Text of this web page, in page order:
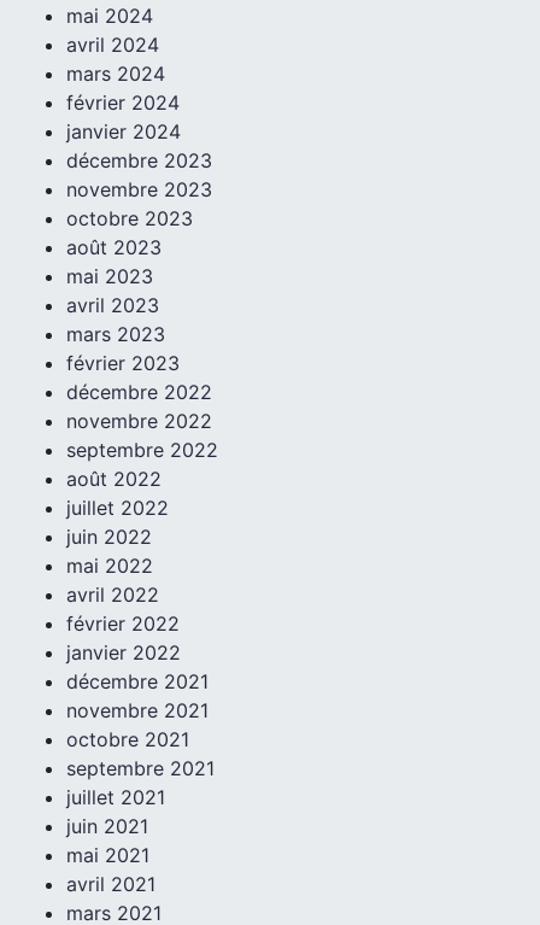
mai 2024
avril 2024
mars 2024
février 2024
janvier 2024
décembre 2023
novembre 2023
octobre 2023
août 2023
mai 2023
avril 2023
mars 2023
février 2023
décembre 2022
novembre 2022
septembre 2022
août 2022
juillet 2022
juin 2022
mai 2022
avril 2022
février 2022
janvier 2022
décembre 2021
novembre 2021
octobre 2021
septembre 2021
juillet 2021
juin 2021
mai 2021
avril 2021
mars 2021